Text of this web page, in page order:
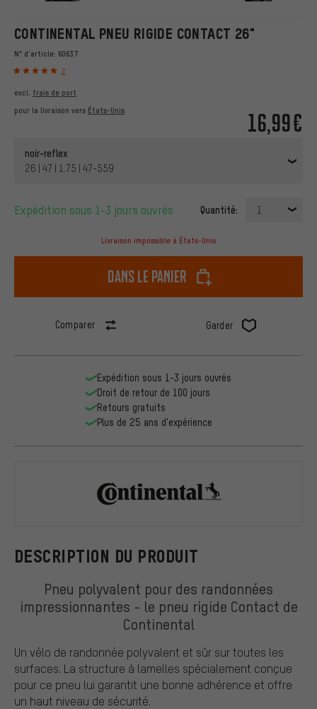
CONTINENTAL PNEU RIGIDE CONTACT 26"
N° d'article: 60637
2
16,99€
excl. frais de port
pour la livraison vers États-Unis
noir-reflex
26 | 47 | 1.75 | 47-559
Expédition sous 1-3 jours ouvrés Quantité: 1
Livraison impossible à États-Unis
dans le panier
Comparer Garder
DESCRIPTION DU PRODUIT
Pneu polyvalent pour des randonnées
impressionnantes - le pneu rigide Contact de
Continental
Un vélo de randonnée polyvalent et sûr sur toutes les
surfaces. La structure à lamelles spécialement conçue
pour ce pneu lui garantit une bonne adhérence et offre
un haut niveau de sécurité.
Expédition sous 1-3 jours ouvrés
Droit de retour de 100 jours
Retours gratuits
Plus de 25 ans d'expérience